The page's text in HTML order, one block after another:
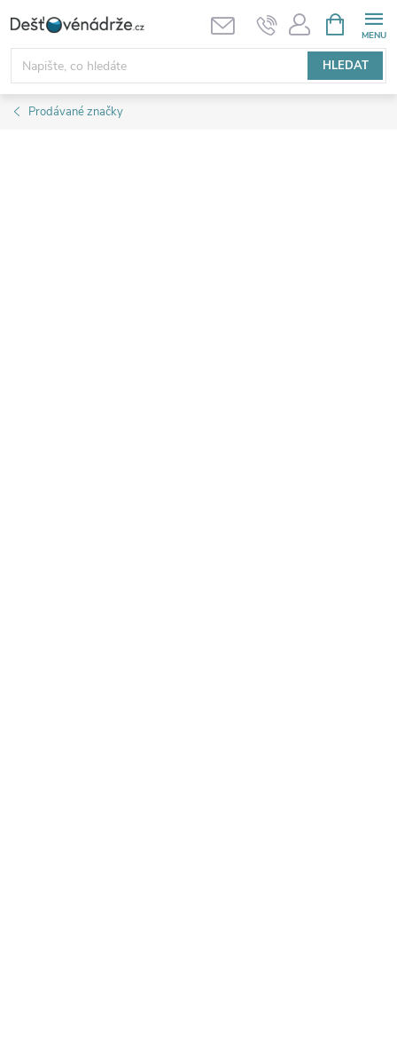
na
obsah
HLEDAT
NÁKUPNÍ
KOŠÍK
Prodávané značky